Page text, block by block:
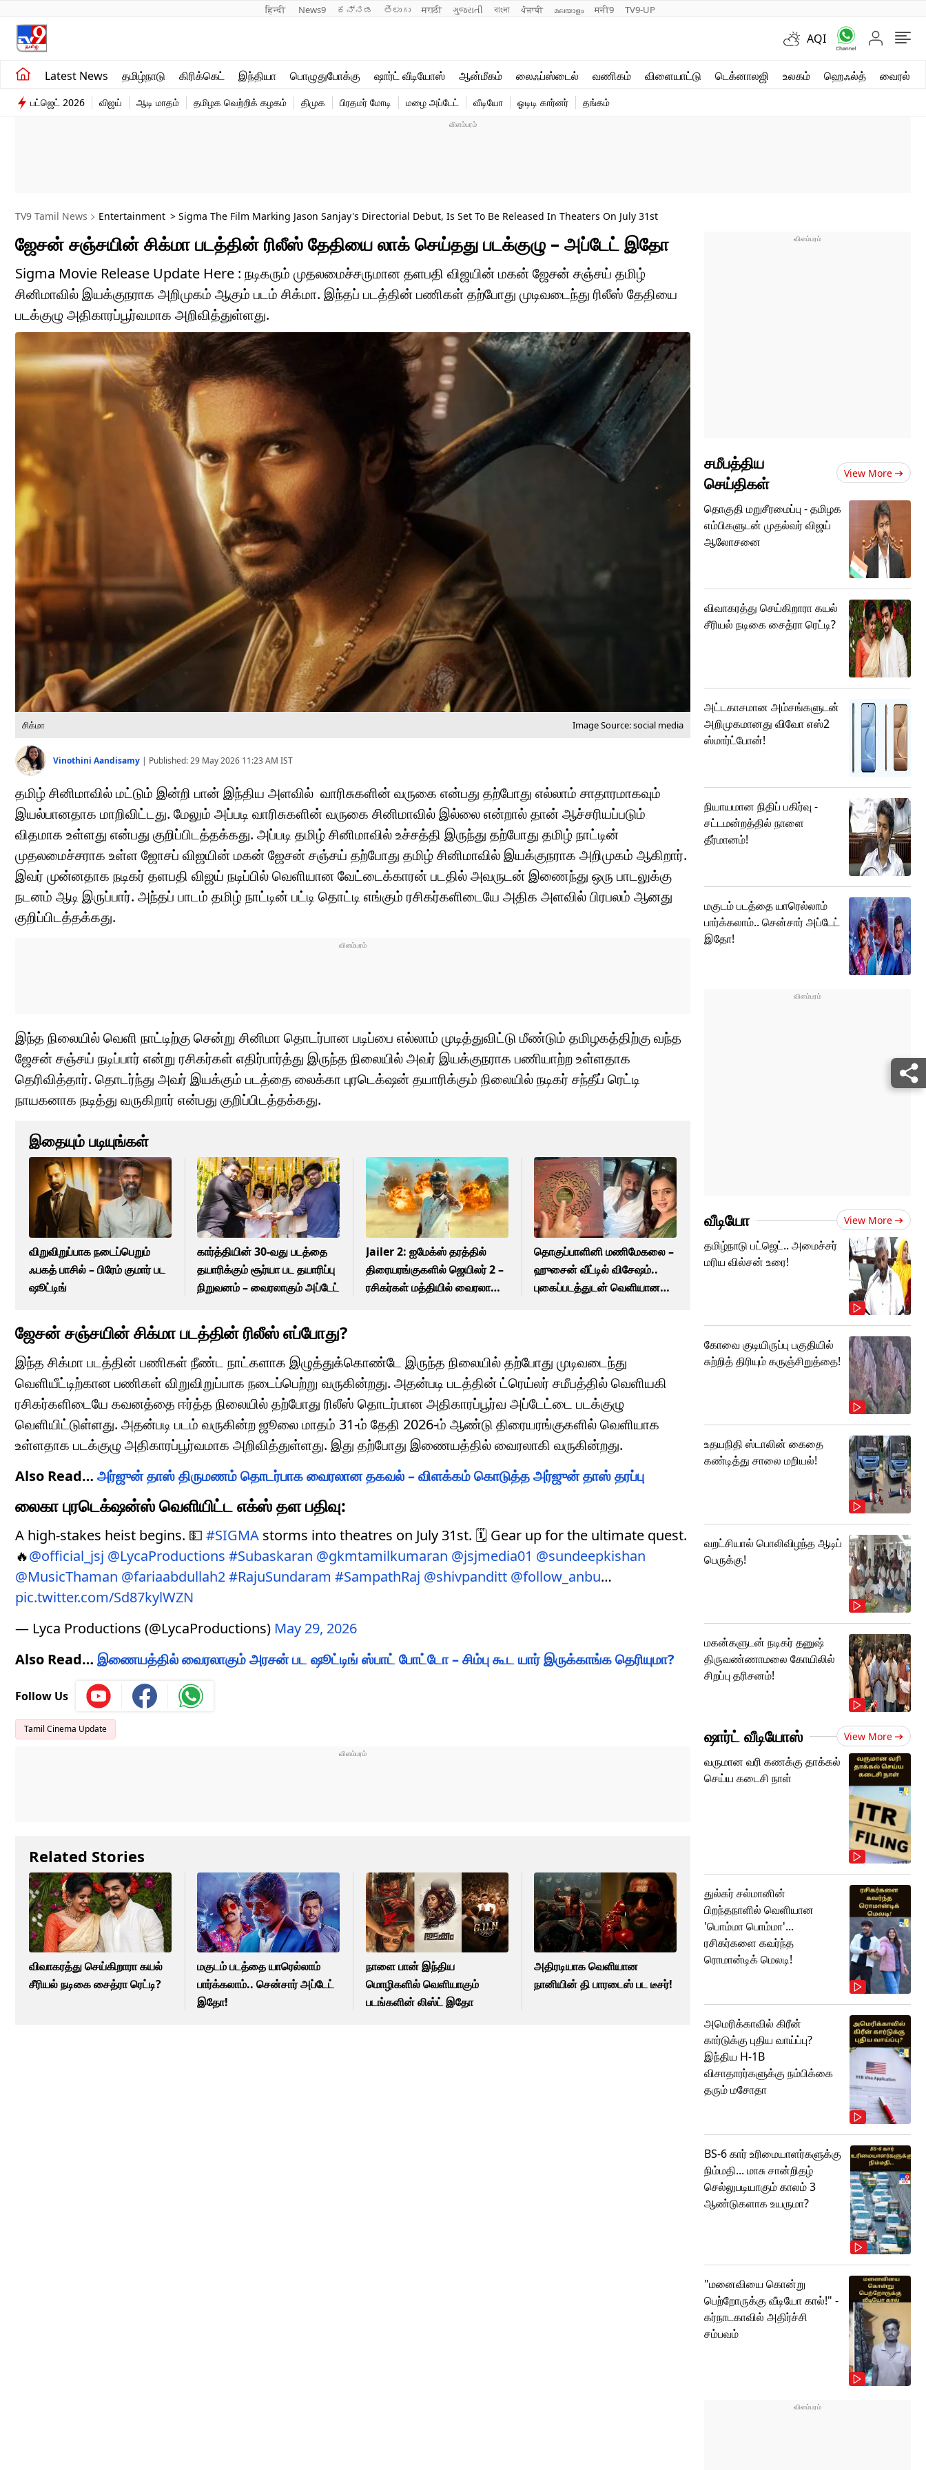
हिन्दी News9 ಕನ್ನಡ తెలుగు मराठी ગુજરાતી বাংলা ਪੰਜਾਬੀ മലയാളം मनी9 TV9-UP
AQI
Latest News தமிழ்நாடு கிரிக்கெட் இந்தியா பொழுதுபோக்கு ஷார்ட் வீடியோஸ் ஆன்மீகம் லைஃப்ஸ்டைல் வணிகம் விளையாட்டு டெக்னாலஜி உலகம் ஹெஃல்த் வைரல்
சமீபத்திய செய்திகள்
தமிழ்நாடு
விளையாட்டு
வணிகம்
வைரல்
பட்ஜெட் 2026 விஜய் ஆடி மாதம் தமிழக வெற்றிக் கழகம் திமுக பிரதமர் மோடி மழை அப்டேட் வீடியோ ஓடிடி கார்னர் தங்கம்
TV9 Tamil News Entertainment > Sigma The Film Marking Jason Sanjay's Directorial Debut, Is Set To Be Released In Theaters On July 31st
ஜேசன் சஞ்சயின் சிக்மா படத்தின் ரிலீஸ் தேதியை லாக் செய்தது படக்குழு – அப்டேட் இதோ
Sigma Movie Release Update Here : நடிகரும் முதலமைச்சருமான தளபதி விஜயின் மகன் ஜேசன் சஞ்சய் தமிழ்
சினிமாவில் இயக்குநராக அறிமுகம் ஆகும் படம் சிக்மா. இந்தப் படத்தின் பணிகள் தற்போது முடிவடைந்து ரிலீஸ் தேதியை
படக்குழு அதிகாரப்பூர்வமாக அறிவித்துள்ளது.
சிக்மா Image Source: social media
Vinothini Aandisamy | Published:29 May 2026 11:23 AM IST
தமிழ் சினிமாவில் மட்டும் இன்றி பான் இந்திய அளவில் வாரிசுகளின் வருகை என்பது தற்போது எல்லாம் சாதாரமாகவும்
இயல்பானதாக மாறிவிட்டது. மேலும் அப்படி வாரிசுகளின் வருகை சினிமாவில் இல்லை என்றால் தான் ஆச்சரியப்படும்
விதமாக உள்ளது என்பது குறிப்பிடத்தக்கது. அப்படி தமிழ் சினிமாவில் உச்சத்தி இருந்து தற்போது தமிழ் நாட்டின்
முதலமைச்சராக உள்ள ஜோசப் விஜயின் மகன் ஜேசன் சஞ்சய் தற்போது தமிழ் சினிமாவில் இயக்குநராக அறிமுகம் ஆகிறார்.
இவர் முன்னதாக நடிகர் தளபதி விஜய் நடிப்பில் வெளியான வேட்டைக்காரன் படதில் அவருடன் இணைந்து ஒரு பாடலுக்கு
நடனம் ஆடி இருப்பார். அந்தப் பாடம் தமிழ் நாட்டின் பட்டி தொட்டி எங்கும் ரசிகர்களிடையே அதிக அளவில் பிரபலம் ஆனது
குறிப்பிடத்தக்கது.
இந்த நிலையில் வெளி நாட்டிற்கு சென்று சினிமா தொடர்பான படிப்பை எல்லாம் முடித்துவிட்டு மீண்டும் தமிழகத்திற்கு வந்த
ஜேசன் சஞ்சய் நடிப்பார் என்று ரசிகர்கள் எதிர்பார்த்து இருந்த நிலையில் அவர் இயக்குநராக பணியாற்ற உள்ளதாக
தெரிவித்தார். தொடர்ந்து அவர் இயக்கும் படத்தை லைக்கா புரடெக்‌ஷன் தயாரிக்கும் நிலையில் நடிகர் சந்தீப் ரெட்டி
நாயகனாக நடித்து வருகிறார் என்பது குறிப்பிடத்தக்கது.
இதையும் படியுங்கள்
விறுவிறுப்பாக நடைப்பெறும்
ஃபகத் பாசில் – பிரேம் குமார் பட
ஷூட்டிங்
கார்த்தியின் 30-வது படத்தை
தயாரிக்கும் சூர்யா பட தயாரிப்பு
நிறுவனம் – வைரலாகும் அப்டேட்
Jailer 2: ஐமேக்ஸ் தரத்தில்
திரையரங்குகளில் ஜெயிலர் 2 –
ரசிகர்கள் மத்தியில் வைரலாகும்
தொகுப்பாளினி மணிமேகலை –
ஹுசைன் வீட்டில் விசேஷம்..
புகைப்படத்துடன் வெளியான
ஜேசன் சஞ்சயின் சிக்மா படத்தின் ரிலீஸ் எப்போது?
இந்த சிக்மா படத்தின் பணிகள் நீண்ட நாட்களாக இழுத்துக்கொண்டே இருந்த நிலையில் தற்போது முடிவடைந்து
வெளியீட்டிற்கான பணிகள் விறுவிறுப்பாக நடைப்பெற்று வருகின்றது. அதன்படி படத்தின் ட்ரெய்லர் சமீபத்தில் வெளியகி
ரசிகர்களிடையே கவனத்தை ஈர்த்த நிலையில் தற்போது ரிலீஸ் தொடர்பான அதிகாரப்பூர்வ அப்டேட்டை படக்குழு
வெளியிட்டுள்ளது. அதன்படி படம் வருகின்ற ஜூலை மாதம் 31-ம் தேதி 2026-ம் ஆண்டு திரையரங்குகளில் வெளியாக
உள்ளதாக படக்குழு அதிகாரப்பூர்வமாக அறிவித்துள்ளது. இது தற்போது இணையத்தில் வைரலாகி வருகின்றது.
Also Read… அர்ஜுன் தாஸ் திருமணம் தொடர்பாக வைரலான தகவல் – விளக்கம் கொடுத்த அர்ஜுன் தாஸ் தரப்பு
லைகா புரடெக்‌ஷன்ஸ் வெளியிட்ட எக்ஸ் தள பதிவு:
A high-stakes heist begins. 💵 #SIGMA storms into theatres on July 31st. 🗓️ Gear up for the ultimate quest.
🔥@official_jsj @LycaProductions #Subaskaran @gkmtamilkumaran @jsjmedia01 @sundeepkishan
@MusicThaman @fariaabdullah2#RajuSundaram #SampathRaj @shivpanditt @follow_anbu…
pic.twitter.com/Sd87kylWZN
— Lyca Productions (@LycaProductions) May 29, 2026
Also Read… இணையத்தில் வைரலாகும் அரசன் பட ஷூட்டிங் ஸ்பாட் போட்டோ – சிம்பு கூட யார் இருக்காங்க தெரியுமா?
Follow Us
Tamil Cinema Update
Related Stories
விவாகரத்து செய்கிறாரா கயல்
சீரியல் நடிகை சைத்ரா ரெட்டி?
மகுடம் படத்தை யாரெல்லாம்
பார்க்கலாம்.. சென்சார் அப்டேட்
இதோ!
நாளை பான் இந்திய
மொழிகளில் வெளியாகும்
படங்களின் லிஸ்ட் இதோ
அதிரடியாக வெளியான
நானியின் தி பாரடைஸ் பட டீசர்!
சமீபத்திய
செய்திகள்
View More
தொகுதி மறுசீரமைப்பு - தமிழக
எம்பிகளுடன் முதல்வர் விஜய்
ஆலோசனை
விவாகரத்து செய்கிறாரா கயல்
சீரியல் நடிகை சைத்ரா ரெட்டி?
அட்டகாசமான அம்சங்களுடன்
அறிமுகமானது விவோ எஸ்2
ஸ்மார்ட்போன்!
நியாயமான நிதிப் பகிர்வு -
சட்டமன்றத்தில் நாளை
தீர்மானம்!
மகுடம் படத்தை யாரெல்லாம்
பார்க்கலாம்.. சென்சார் அப்டேட்
இதோ!
வீடியோ View More
தமிழ்நாடு பட்ஜெட்.. அமைச்சர்
மரிய வில்சன் உரை!
கோவை குடியிருப்பு பகுதியில்
சுற்றித் திரியும் கருஞ்சிறுத்தை!
உதயநிதி ஸ்டாலின் கைதை
கண்டித்து சாலை மறியல்!
வறட்சியால் பொலிவிழந்த ஆடிப்
பெருக்கு!
மகன்களுடன் நடிகர் தனுஷ்
திருவண்ணாமலை கோயிலில்
சிறப்பு தரிசனம்!
ஷார்ட் வீடியோஸ் View More
வருமான வரி கணக்கு தாக்கல்
செய்ய கடைசி நாள்
துல்கர் சல்மானின்
பிறந்தநாளில் வெளியான
'பொம்மா பொம்மா'...
ரசிகர்களை கவர்ந்த
ரொமான்டிக் மெலடி!
அமெரிக்காவில் கிரீன்
கார்டுக்கு புதிய வாய்ப்பு?
இந்திய H-1B
விசாதாரர்களுக்கு நம்பிக்கை
தரும் மசோதா
BS-6 கார் உரிமையாளர்களுக்கு
நிம்மதி... மாசு சான்றிதழ்
செல்லுபடியாகும் காலம் 3
ஆண்டுகளாக உயருமா?
"மனைவியை கொன்று
பெற்றோருக்கு வீடியோ கால்!" -
கர்நாடகாவில் அதிர்ச்சி
சம்பவம்